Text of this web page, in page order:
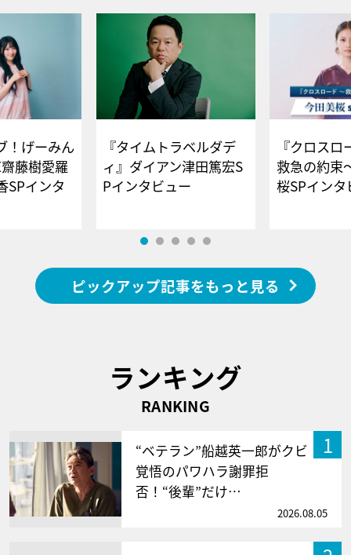
！げーみん
藤樹愛羅
SPインタ
『タイムトラベルダデ
ィ』ダイアン津田篤宏S
Pインタビュー
『クロス
救急の約束
桜SPイ
ピックアップ記事をもっと見る
ランキング
RANKING
1
“ベテラン”船越英一郎がクビ
覚悟のパワハラ謝罪拒
否！“後輩”だけ…
2026.08.05